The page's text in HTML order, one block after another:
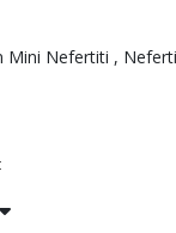
Mini Nefertiti ,